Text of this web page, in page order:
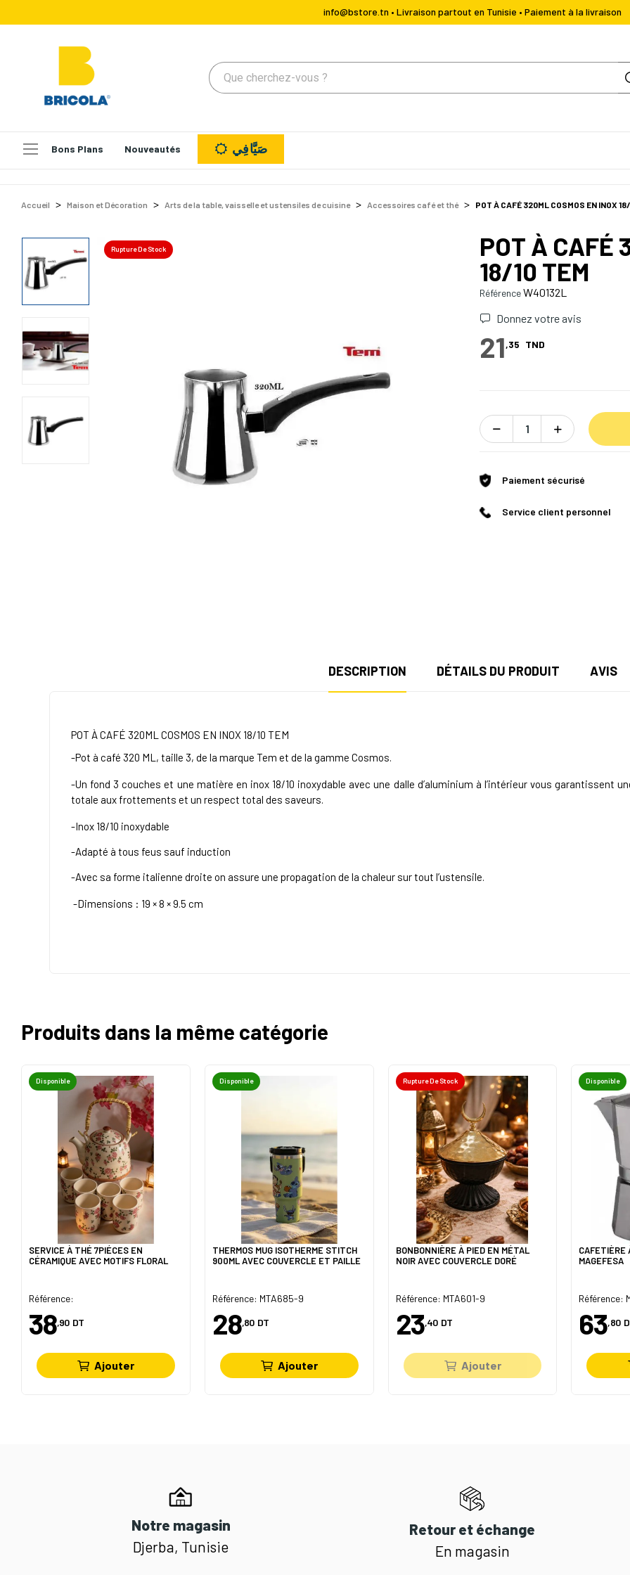
info@bstore.tn • Livraison partout en Tunisie • Paiement à la livraison
Bons Plans Nouveautés صَيَّافِي
Accueil Maison et Décoration Arts de la table, vaisselle et ustensiles de cuisine Accessoires café et thé POT À CAFÉ 320ML COSMOS EN INOX
Rupture De Stock
POT À CAFÉ
18/10 TEM
RéférenceW40132L
Donnez votre avis
21,35 TND
Paiement sécurisé
Service client personnel
DESCRIPTION DÉTAILS DU PRODUIT AVIS
POT À CAFÉ 320ML COSMOS EN INOX 18/10 TEM
-Pot à café 320 ML, taille 3, de la marque Tem et de la gamme Cosmos.
-Un fond 3 couches et une matière en inox 18/10 inoxydable avec une dalle d’aluminium à l’intérieur vous garantissent
totale aux frottements et un respect total des saveurs.
-Inox 18/10 inoxydable
-Adapté à tous feus sauf induction
-Avec sa forme italienne droite on assure une propagation de la chaleur sur tout l’ustensile.
-Dimensions : 19 × 8 × 9.5 cm
Produits dans la même catégorie
Disponible
SERVICE À THÉ 7PIÉCES EN
CÉRAMIQUE AVEC MOTIFS FLORAL
Référence:
38,90 DT
Ajouter
Disponible
THERMOS MUG ISOTHERME STITCH
900ML AVEC COUVERCLE ET PAILLE
Référence: MTA685-9
28,80 DT
Ajouter
Rupture De Stock
BONBONNIÈRE À PIED EN MÉTAL
NOIR AVEC COUVERCLE DORÉ
Référence: MTA601-9
23,40 DT
Ajouter
Disponible
CAFETIÈRE À FILTRE 6 TASSES
MAGEFESA
Référence:
63,80
Notre magasin
Djerba, Tunisie
Retour et échange
En magasin